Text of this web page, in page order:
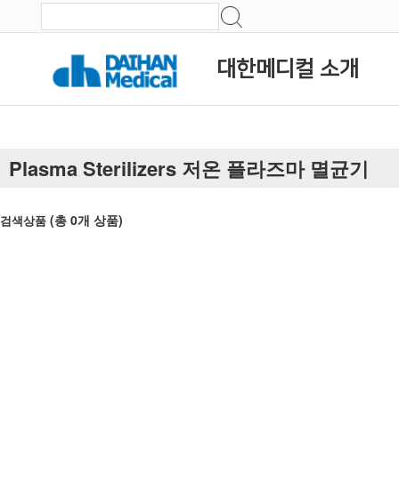
대한메디컬 소개
Plasma Sterilizers 저온 플라즈마 멸균기
검색상품 (총 0개 상품)